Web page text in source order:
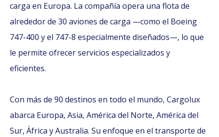
carga en Europa. La compañía opera una flota de
alrededor de 30 aviones de carga —como el Boeing
747-400 y el 747-8 especialmente diseñados—, lo que
le permite ofrecer servicios especializados y
eficientes.
Con más de 90 destinos en todo el mundo, Cargolux
abarca Europa, Asia, América del Norte, América del
Sur, África y Australia. Su enfoque en el transporte de